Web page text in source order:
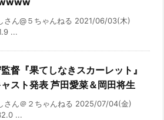
さん@５ちゃんねる 2021/06/03(木)
...
督『果てしなきスカーレット』
スト発表 芦田愛菜＆岡田将生
さん＠２ちゃんねる 2025/07/04(金)
...